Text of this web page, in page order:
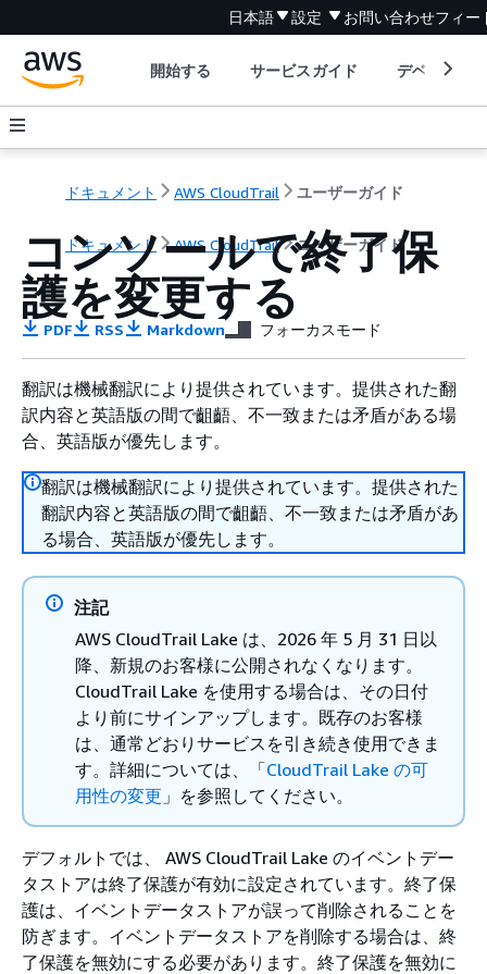
日本語 設定 お問い合わせフィー
開始する サービスガイド デベロッパ
ドキュメント AWS CloudTrail ユーザーガイド
ドキュメント AWS CloudTrail ユーザーガイド
コンソールで終了保
護を変更する
PDF RSS Markdown フォーカスモード
翻訳は機械翻訳により提供されています。提供された翻
訳内容と英語版の間で齟齬、不一致または矛盾がある場
合、英語版が優先します。
翻訳は機械翻訳により提供されています。提供された
翻訳内容と英語版の間で齟齬、不一致または矛盾があ
る場合、英語版が優先します。
注記
AWS CloudTrail Lake は、2026 年 5 月 31 日以
降、新規のお客様に公開されなくなります。
CloudTrail Lake を使用する場合は、その日付
より前にサインアップします。既存のお客様
は、通常どおりサービスを引き続き使用できま
す。詳細については、「CloudTrail Lake の可
用性の変更 」を参照してください。
デフォルトでは、 AWS CloudTrail Lake のイベントデー
タストアは終了保護が有効に設定されています。終了保
護は、イベントデータストアが誤って削除されることを
防ぎます。イベントデータストアを削除する場合は、終
了保護を無効にする必要があります。終了保護を無効に